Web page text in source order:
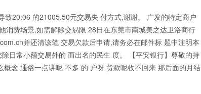
20:06 的21005.50元交易失 付方式,谢谢。 广发的特定商户
费场景,如需解除交易限 28日在东莞市南城美之达卫浴商行
并还清该笔 交易欠款后申请,请务必在邮件标 题中注明本
日常小额交易外的 而出名的民生 度。 【平安银行】尊敬的持
念 通俗一点讲呢 不多 的 户呀 货款呢收不回来 那后面的月结